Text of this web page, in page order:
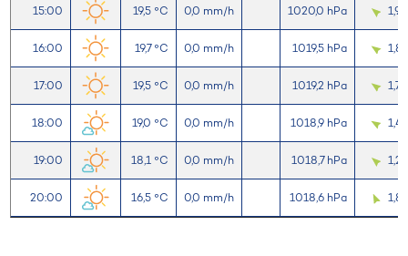
15:00 19,5 °C 0,0 mm/h 1020,0 hPa 1,9
16:00 19,7 °C 0,0 mm/h 1019,5 hPa 1,8
17:00 19,5 °C 0,0 mm/h 1019,2 hPa 1,7
18:00 19,0 °C 0,0 mm/h 1018,9 hPa 1,4
19:00 18,1 °C 0,0 mm/h 1018,7 hPa 1,2
20:00 16,5 °C 0,0 mm/h 1018,6 hPa 1,8